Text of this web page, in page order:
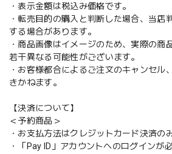
・表示金額は税込み価格です。
・転売目的の購入と判断した場合、当店
する場合があります。
・商品画像はイメージのため、実際の商
若干異なる可能性がございます。
・お客様都合によるご注文のキャンセル
きかねます。
【決済について】
＜予約商品＞
・お支払方法はクレジットカード決済の
・「Pay ID」アカウントへのログインが